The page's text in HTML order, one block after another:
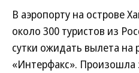
В аэропорту на острове
около 300 туристов из
сутки ожидать вылета на
«Интерфакс». Произошла